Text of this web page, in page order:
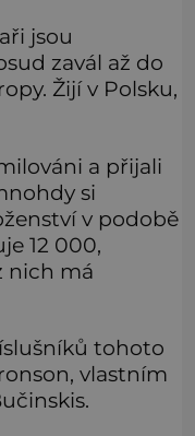
jsou
zavál až do
Žijí v Polsku,
a přijali
si
v podobě
12 000,
nich má
tohoto
vlastním